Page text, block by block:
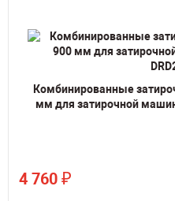
Комбинированные
мм для затирочной
4 760 ₽